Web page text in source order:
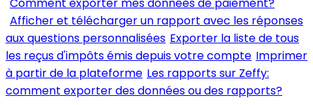
Afficher et télécharger un rapport avec les réponses
aux questions personnalisées Exporter la liste de tous
les reçus d'impôts émis depuis votre compte Imprimer
à partir de la plateforme Les rapports sur Zeffy:
comment exporter des données ou des rapports?